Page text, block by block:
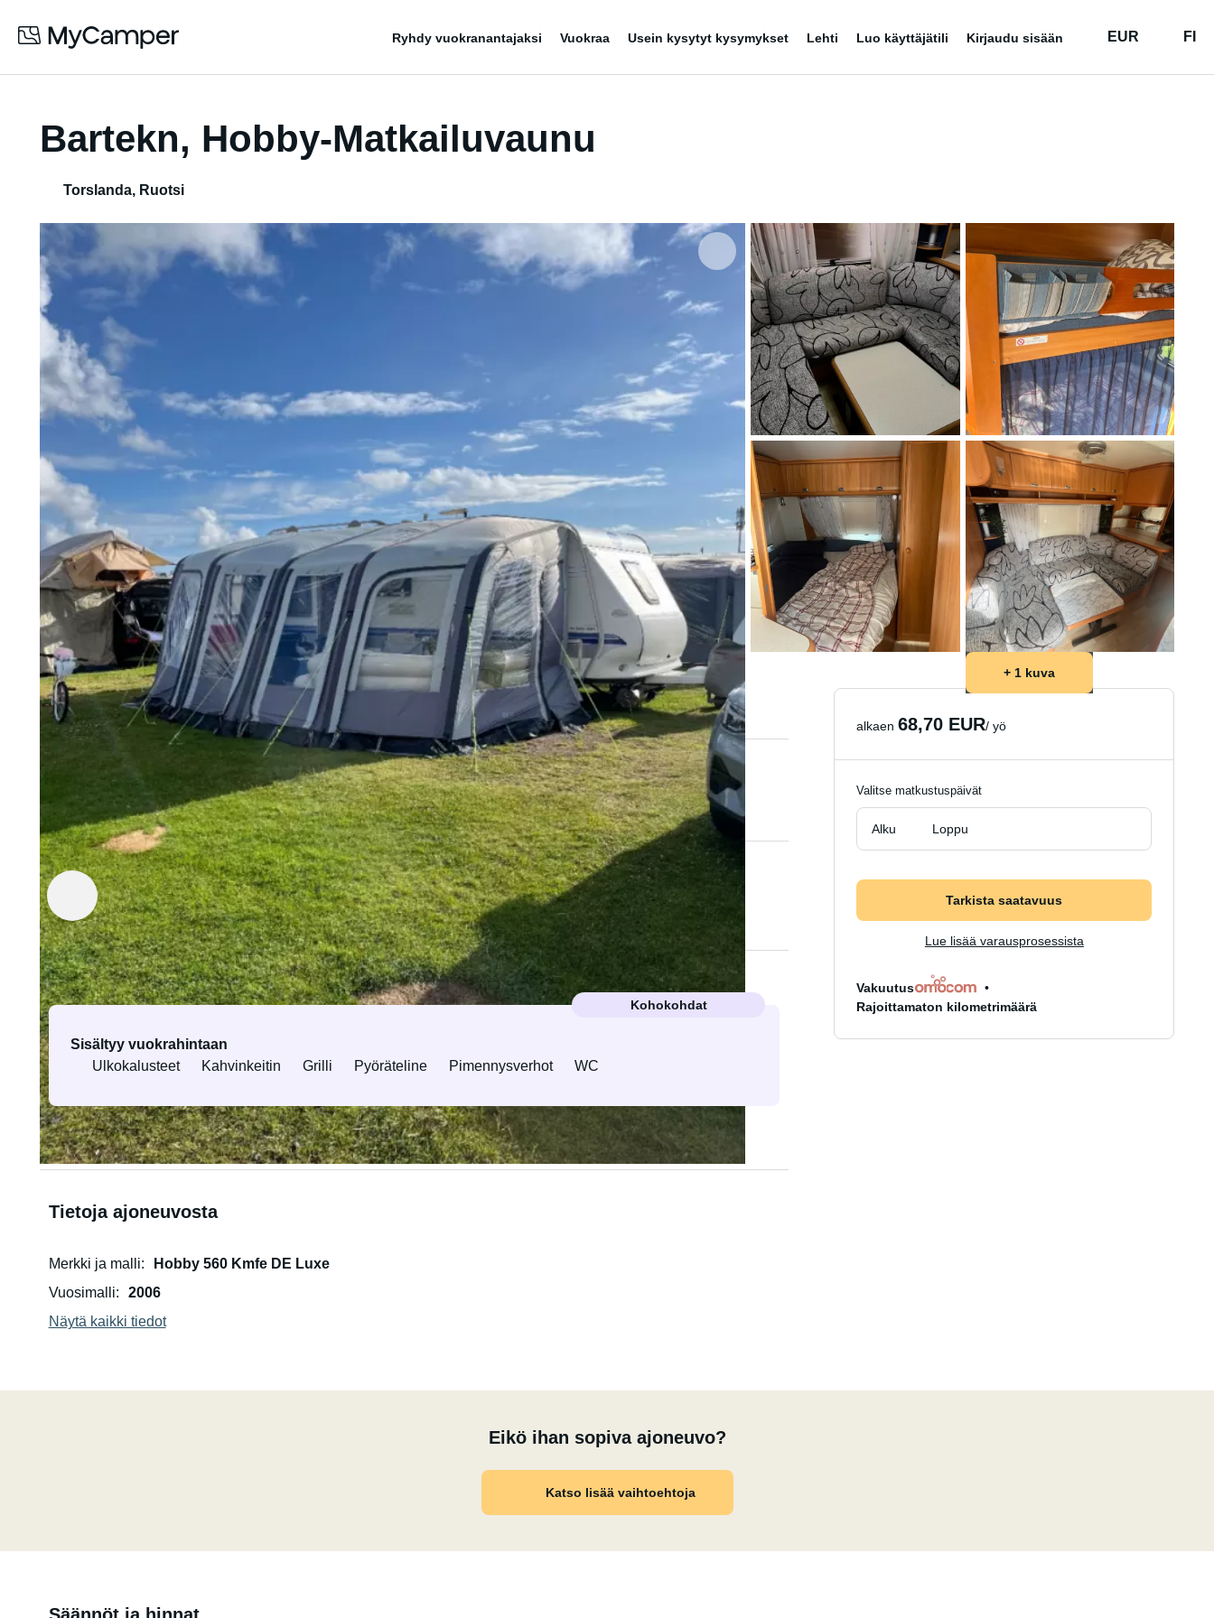
Ryhdy vuokranantajaksi Vuokraa Usein kysytyt kysymykset Lehti Luo käyttäjätili Kirjaudu sisään EUR FI
Bartekn, Hobby-Matkailuvaunu
Torslanda, Ruotsi
+ 1 kuva
5 vuodepaikkaa
Vaadittava ajokortti riippuu vetoautosta
Lemmikkieläimet sallittu
Vuokralle antaja Bartek
Varmennettu vuokranantaja
Varusteet ja palvelut
Kohokohdat
Sisältyy vuokrahintaan
Ulkokalusteet
Kahvinkeitin Grilli Pyöräteline Pimennysverhot WC
Kaikki varusteet ja palvelut
Tietoja ajoneuvosta
Merkki ja malli
Hobby 560 Kmfe DE Luxe
Vuosimalli
2006
Näytä kaikki tiedot
Eikö ihan sopiva ajoneuvo?
Katso lisää vaihtoehtoja
alkaen68,70 EUR/ yö
Valitse matkustuspäivät
Alku Loppu
Tarkista saatavuus
Lue lisää varausprosessista
Vakuutus
Rajoittamaton kilometrimäärä